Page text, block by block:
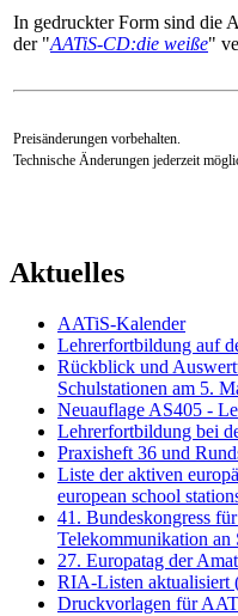
In gedruckter Form sind die
der "AATiS-CD:die weiße"
Preisänderungen vorbehalten.
Technische Änderungen jederzeit
Aktuelles
AATiS-Kalender
Lehrerfortbildung auf
Rückblick und
Schulstationen am 5.
Neuauflage AS405 -
Lehrerfortbildung bei
Praxisheft 36 und
Liste der aktiven
european school
41. Bundeskongress
Telekommunikation an
27. Europatag der
RIA-Listen aktualisiert
Druckvorlagen für